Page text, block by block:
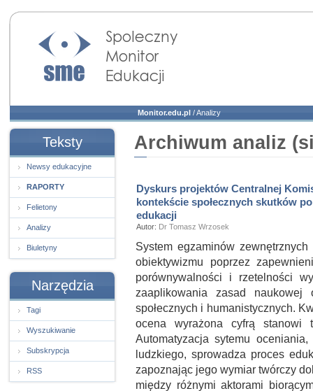
Społeczny Monitor
Edukacji
Monitor.edu.pl /Analizy
Teksty
Newsy edukacyjne
RAPORTY
Felietony
Analizy
Biuletyny
Narzędzia
Tagi
Wyszukiwanie
Subskrypcja
RSS
Archiwum analiz
Dyskurs projektów Centralnej
kontekście społecznych skutków
edukacji
Autor: Dr Tomasz Wrzosek
System egzaminów
obiektywizmu poprzez
porównywalności i rzetelności
zaaplikowania zasad naukowej
społecznych i humanistycznych.
ocena wyrażona cyfrą stanowi
Automatyzacja sytemu
ludzkiego, sprowadza proces
zapoznając jego wymiar twórczy
między różnymi aktorami